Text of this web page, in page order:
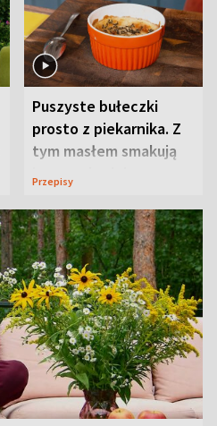
Puszyste bułeczki
prosto z piekarnika. Z
tym masłem smakują
jeszcze lepiej
Przepisy